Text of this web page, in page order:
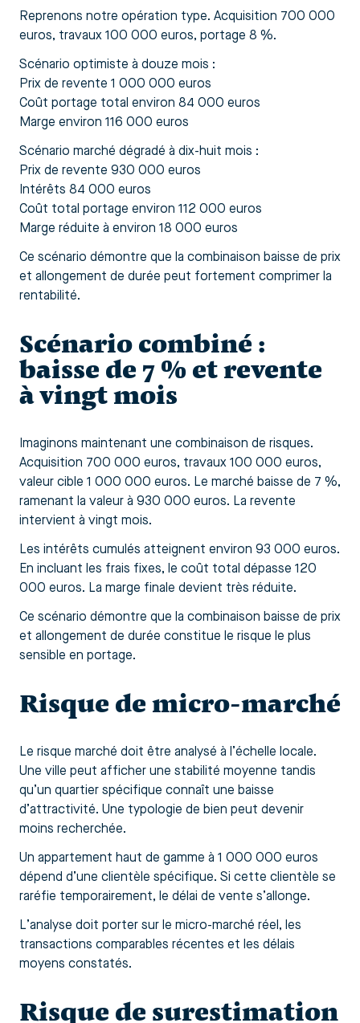
Reprenons notre opération type. Acquisition 700 000
euros, travaux 100 000 euros, portage 8 %.
Scénario optimiste à douze mois :
Prix de revente 1 000 000 euros
Coût portage total environ 84 000 euros
Marge environ 116 000 euros
Scénario marché dégradé à dix-huit mois :
Prix de revente 930 000 euros
Intérêts 84 000 euros
Coût total portage environ 112 000 euros
Marge réduite à environ 18 000 euros
Ce scénario démontre que la combinaison baisse de prix
et allongement de durée peut fortement comprimer la
rentabilité.
Scénario combiné :
baisse de 7 % et revente
à vingt mois
Imaginons maintenant une combinaison de risques.
Acquisition 700 000 euros, travaux 100 000 euros,
valeur cible 1 000 000 euros. Le marché baisse de 7 %,
ramenant la valeur à 930 000 euros. La revente
intervient à vingt mois.
Les intérêts cumulés atteignent environ 93 000 euros.
En incluant les frais fixes, le coût total dépasse 120
000 euros. La marge finale devient très réduite.
Ce scénario démontre que la combinaison baisse de prix
et allongement de durée constitue le risque le plus
sensible en portage.
Risque de micro-marché
Le risque marché doit être analysé à l’échelle locale.
Une ville peut afficher une stabilité moyenne tandis
qu’un quartier spécifique connaît une baisse
d’attractivité. Une typologie de bien peut devenir
moins recherchée.
Un appartement haut de gamme à 1 000 000 euros
dépend d’une clientèle spécifique. Si cette clientèle se
raréfie temporairement, le délai de vente s’allonge.
L’analyse doit porter sur le micro-marché réel, les
transactions comparables récentes et les délais
moyens constatés.
Risque de surestimation